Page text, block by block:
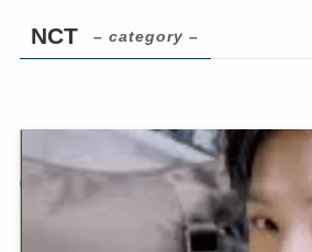
NCT – category –